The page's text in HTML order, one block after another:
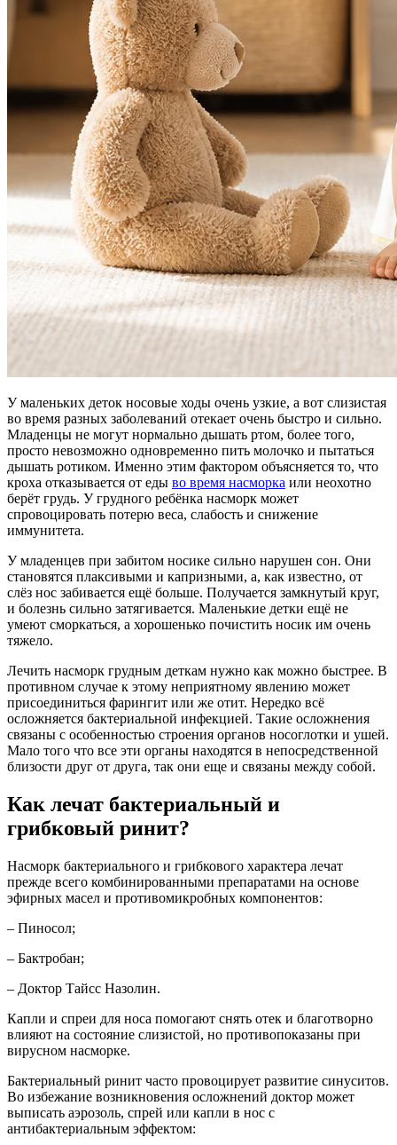
У маленьких деток носовые ходы очень узкие, а вот слизистая
во время разных заболеваний отекает очень быстро и сильно.
Младенцы не могут нормально дышать ртом, более того,
просто невозможно одновременно пить молочко и пытаться
дышать ротиком. Именно этим фактором объясняется то, что
кроха отказывается от еды во время насморка или неохотно
берёт грудь. У грудного ребёнка насморк может
спровоцировать потерю веса, слабость и снижение
иммунитета.
У младенцев при забитом носике сильно нарушен сон. Они
становятся плаксивыми и капризными, а, как известно, от
слёз нос забивается ещё больше. Получается замкнутый круг,
и болезнь сильно затягивается. Маленькие детки ещё не
умеют сморкаться, а хорошенько почистить носик им очень
тяжело.
Лечить насморк грудным деткам нужно как можно быстрее. В
противном случае к этому неприятному явлению может
присоединиться фарингит или же отит. Нередко всё
осложняется бактериальной инфекцией. Такие осложнения
связаны с особенностью строения органов носоглотки и ушей.
Мало того что все эти органы находятся в непосредственной
близости друг от друга, так они еще и связаны между собой.
Как лечат бактериальный и
грибковый ринит?
Насморк бактериального и грибкового характера лечат
прежде всего комбинированными препаратами на основе
эфирных масел и противомикробных компонентов:
– Пиносол;
– Бактробан;
– Доктор Тайсс Назолин.
Капли и спреи для носа помогают снять отек и благотворно
влияют на состояние слизистой, но противопоказаны при
вирусном насморке.
Бактериальный ринит часто провоцирует развитие синуситов.
Во избежание возникновения осложнений доктор может
выписать аэрозоль, спрей или капли в нос с
антибактериальным эффектом: